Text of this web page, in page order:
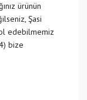
ürünün
Şasi
edebilmemiz
bize